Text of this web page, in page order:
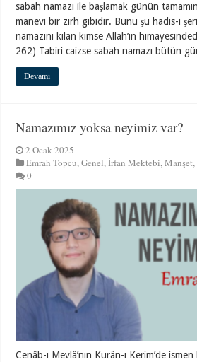
sabah namazı ile başlamak günün
manevi bir zırh gibidir. Bunu şu hadis-i
namazını kılan kimse Allah’ın
262) Tabiri caizse sabah namazı bütün
Devamı
Namazımız yoksa neyimiz var?
2 Ocak 2025
Emrah Topcu,Genel,İrfan Mektebi,Manşet,
0
Cenâb-ı Mevlâ’nın Kurân-ı Kerim’de